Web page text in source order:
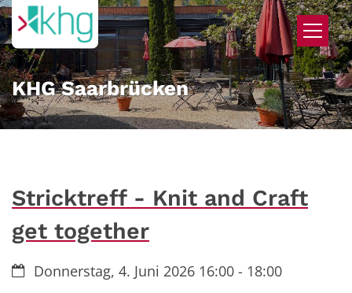
Zum Inhalt springen
KHG Saarbrücken
Stricktreff - Knit and Craft
get together
Datum:Donnerstag, 4. Juni 2026 16:00 - 18:00